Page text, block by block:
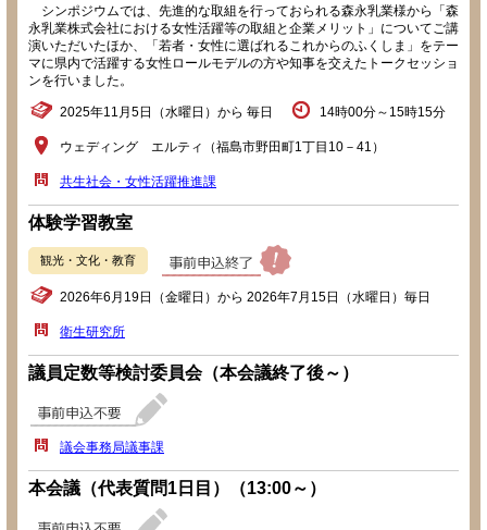
シンポジウムでは、先進的な取組を行っておられる森永乳業様から「森
永乳業株式会社における女性活躍等の取組と企業メリット」についてご講
演いただいたほか、「若者・女性に選ばれるこれからのふくしま」をテー
マに県内で活躍する女性ロールモデルの方や知事を交えたトークセッショ
ンを行いました。
2025年11月5日（水曜日）から 毎日 14時00分～15時15分
ウェディング エルティ（福島市野田町1丁目10－41）
共生社会・女性活躍推進課
体験学習教室
観光・文化・教育
2026年6月19日（金曜日）から 2026年7月15日（水曜日）毎日
衛生研究所
議員定数等検討委員会（本会議終了後～）
議会事務局議事課
本会議（代表質問1日目）（13:00～）